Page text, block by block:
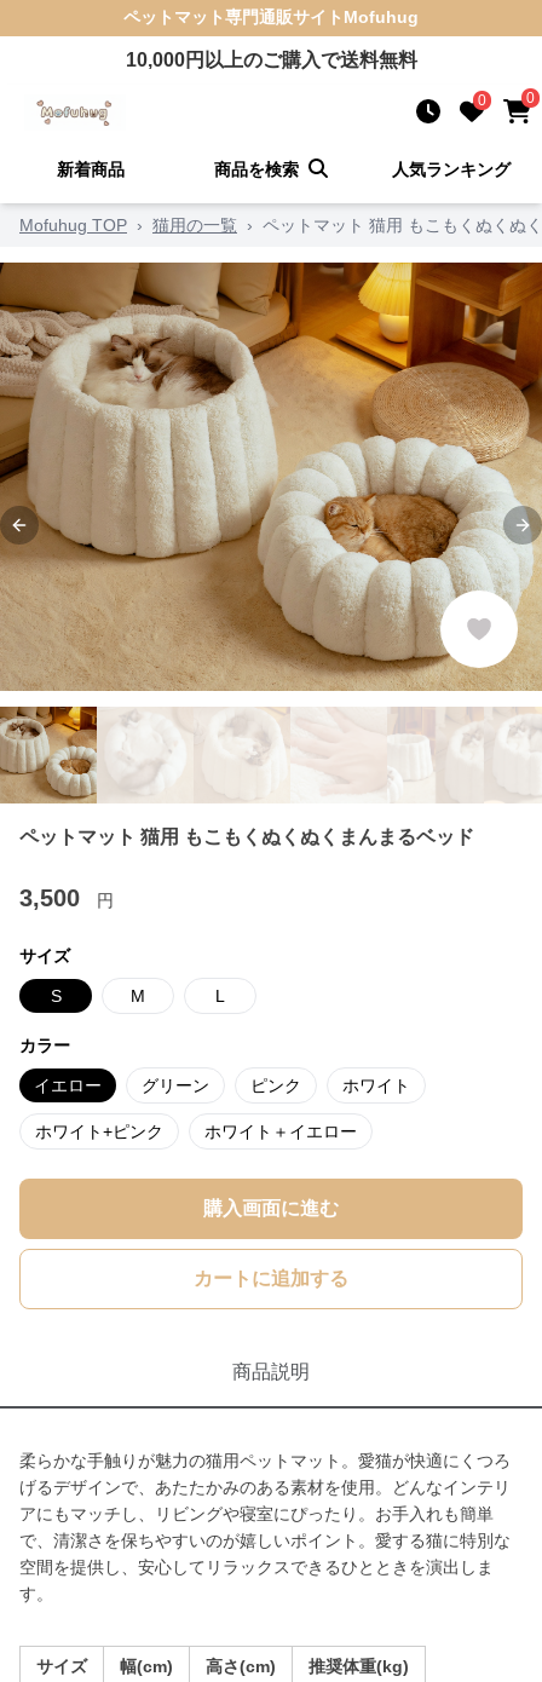
ペットマット専門通販サイト Mofuhug
10,000円以上のご購入で送料無料
0 0
新着商品 商品を検索 人気ランキング
Mofuhug TOP › 猫用の一覧 › ペットマット 猫用 もこもくぬくぬ
Previous slide
ペットマット 猫用 もこもくぬくぬくまんまるベッド
3,500 円
サイズ
S M L
カラー
イエロー グリーン ピンク ホワイト
ホワイト+ピンク ホワイト＋イエロー
購入画面に進む
カートに追加する
商品説明
柔らかな手触りが魅力の猫用ペットマット。愛猫が快適にくつろ
げるデザインで、あたたかみのある素材を使用。どんなインテリ
アにもマッチし、リビングや寝室にぴったり。お手入れも簡単
で、清潔さを保ちやすいのが嬉しいポイント。愛する猫に特別な
空間を提供し、安心してリラックスできるひとときを演出しま
す。
サイズ 幅(cm) 高さ(cm) 推奨体重(kg)